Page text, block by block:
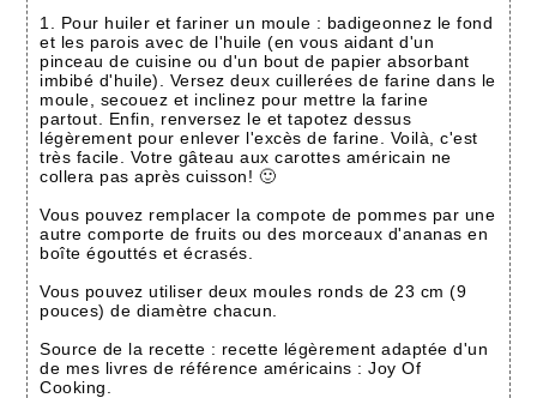
1. Pour huiler et fariner un moule : badigeonnez le fond
et les parois avec de l'huile (en vous aidant d'un
pinceau de cuisine ou d'un bout de papier absorbant
imbibé d'huile). Versez deux cuillerées de farine dans le
moule, secouez et inclinez pour mettre la farine
partout. Enfin, renversez le et tapotez dessus
légèrement pour enlever l'excès de farine. Voilà, c'est
très facile. Votre gâteau aux carottes américain ne
collera pas après cuisson! 🙂
Vous pouvez remplacer la compote de pommes par une
autre comporte de fruits ou des morceaux d'ananas en
boîte égouttés et écrasés.
Vous pouvez utiliser deux moules ronds de 23 cm (9
pouces) de diamètre chacun.
Source de la recette : recette légèrement adaptée d'un
de mes livres de référence américains : Joy Of
Cooking.